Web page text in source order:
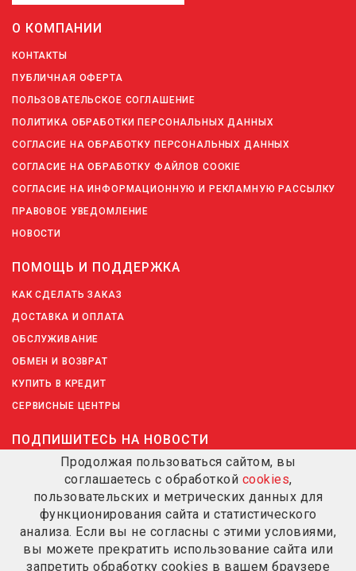
О КОМПАНИИ
КОНТАКТЫ
ПУБЛИЧНАЯ ОФЕРТА
ПОЛЬЗОВАТЕЛЬСКОЕ СОГЛАШЕНИЕ
ПОЛИТИКА ОБРАБОТКИ ПЕРСОНАЛЬНЫХ ДАННЫХ
СОГЛАСИЕ НА ОБРАБОТКУ ПЕРСОНАЛЬНЫХ ДАННЫХ
СОГЛАСИЕ НА ОБРАБОТКУ ФАЙЛОВ COOKIE
СОГЛАСИЕ НА ИНФОРМАЦИОННУЮ И РЕКЛАМНУЮ РАССЫЛКУ
ПРАВОВОЕ УВЕДОМЛЕНИЕ
НОВОСТИ
ПОМОЩЬ И ПОДДЕРЖКА
КАК СДЕЛАТЬ ЗАКАЗ
ДОСТАВКА И ОПЛАТА
ОБСЛУЖИВАНИЕ
ОБМЕН И ВОЗВРАТ
КУПИТЬ В КРЕДИТ
СЕРВИСНЫЕ ЦЕНТРЫ
ПОДПИШИТЕСЬ НА НОВОСТИ
ПОДПИШИТЕСЬ НА НОВОСТИ
Продолжая пользоваться сайтом, вы
соглашаетесь с обработкой cookies,
пользовательских и метрических данных для
функционирования сайта и статистического
анализа. Если вы не согласны с этими условиями,
вы можете прекратить использование сайта или
запретить обработку cookies в вашем браузере